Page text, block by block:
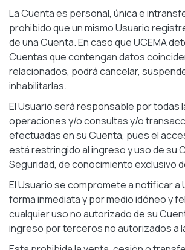
La Cuenta es personal, única e
prohibido que un mismo Usuario
de una Cuenta. En caso que UCEMA
Cuentas que contengan datos
relacionados, podrá cancelar,
inhabilitarlas.
El Usuario será responsable por todas
operaciones y/o consultas y/o
efectuadas en su Cuenta, pues el
está restringido al ingreso y uso de su
Seguridad, de conocimiento exclusivo
El Usuario se compromete a notificar a
forma inmediata y por medio idóneo y
cualquier uso no autorizado de su
ingreso por terceros no autorizados a